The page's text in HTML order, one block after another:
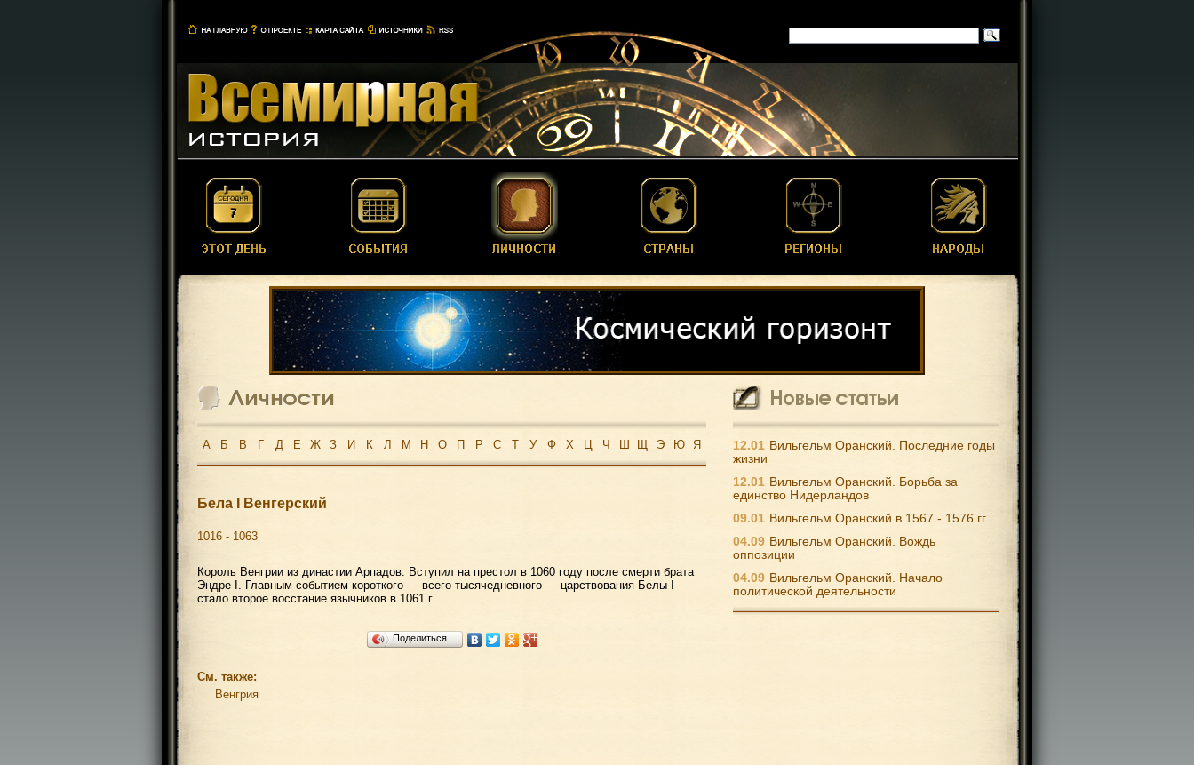
А Б В Г Д Е Ж З И К Л М Н О П Р С Т У Ф Х Ц Ч Ш Щ Э Ю Я
Бела I Венгерский
1016 - 1063
Король Венгрии из династии Арпадов. Вступил на престол в 1060 году после смерти брата
Эндре I. Главным событием короткого — всего тысячедневного — царствования Белы I
стало второе восстание язычников в 1061 г.
Поделиться…
См. также:
Венгрия
12.01 Вильгельм Оранский. Последние годы
жизни
12.01 Вильгельм Оранский. Борьба за
единство Нидерландов
09.01 Вильгельм Оранский в 1567 - 1576 гг.
04.09 Вильгельм Оранский. Вождь
оппозиции
04.09 Вильгельм Оранский. Начало
политической деятельности